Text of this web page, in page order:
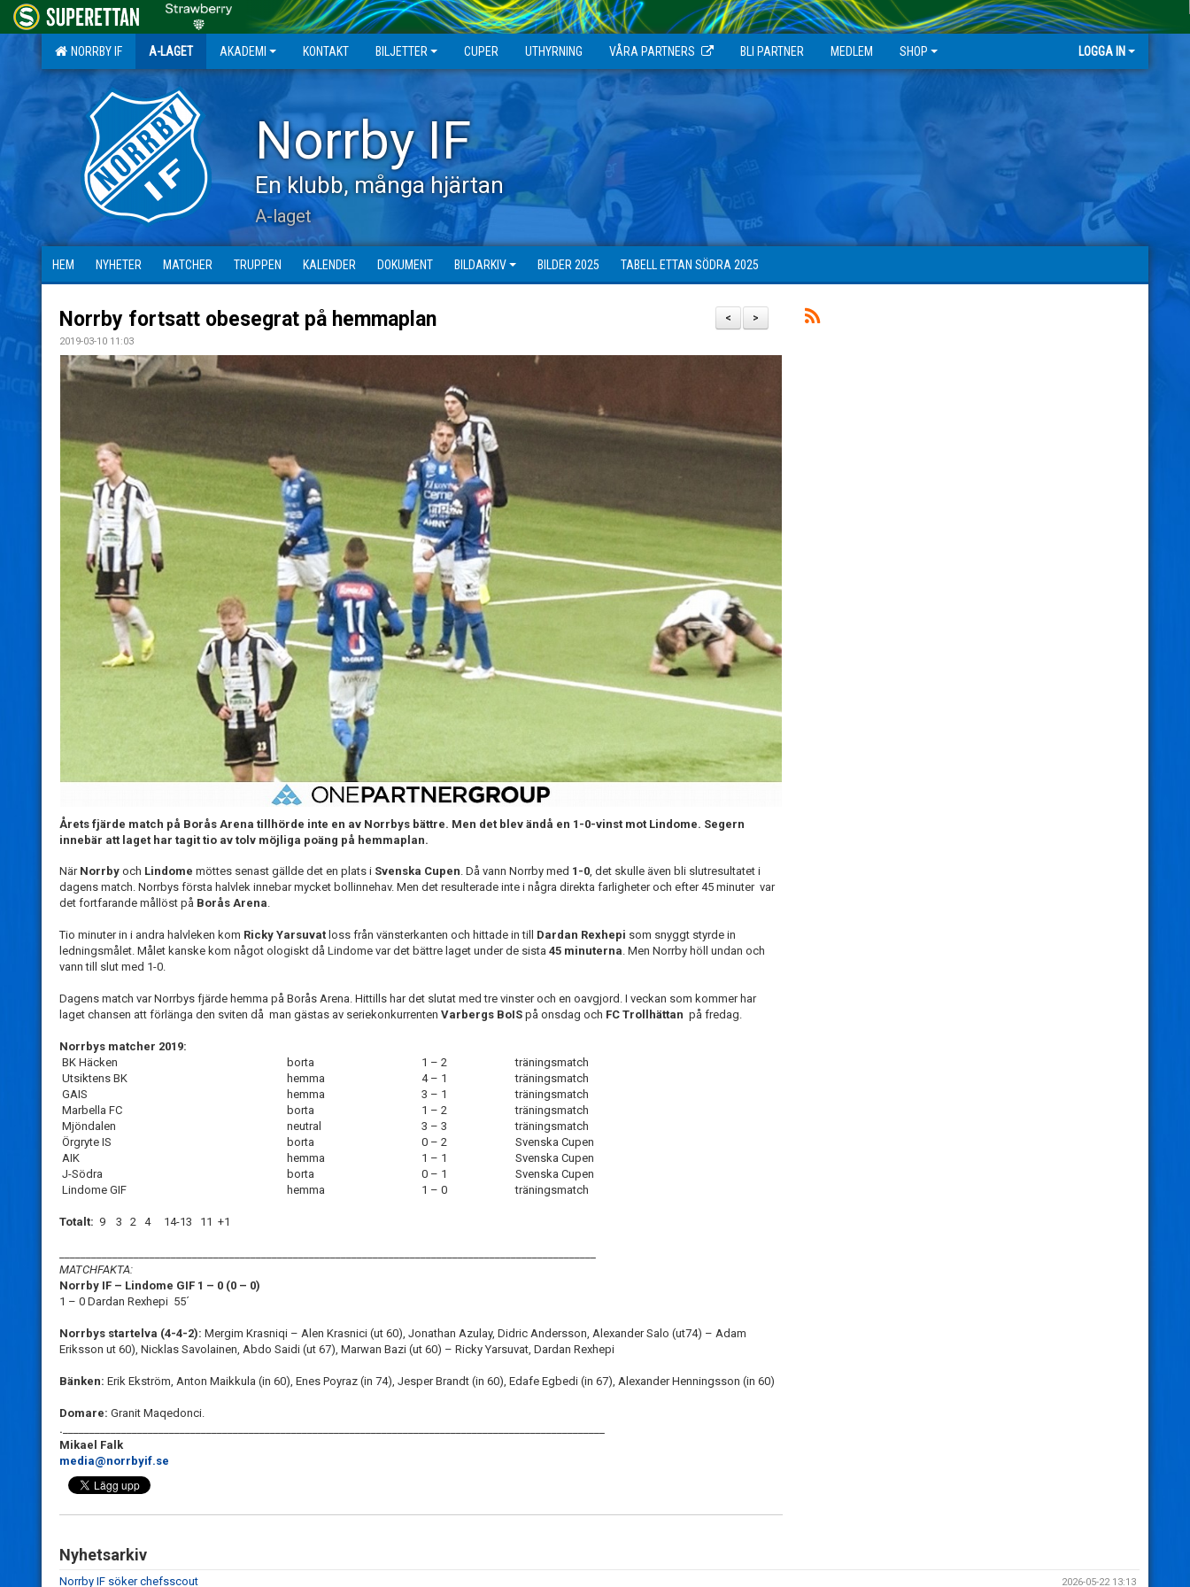
NORRBY IF A-LAGET AKADEMI KONTAKT BILJETTER CUPER UTHYRNING VÅRA PARTNERS BLI PARTNER MEDLEM SHOP LOGGA IN
Norrby IF
En klubb, många hjärtan
A-laget
HEM NYHETER MATCHER TRUPPEN KALENDER DOKUMENT BILDARKIV BILDER 2025 TABELL ETTAN SÖDRA 2025
>
<
Norrby fortsatt obesegrat på hemmaplan
2019-03-10 11:03
Årets fjärde match på Borås Arena tillhörde inte en av Norrbys bättre. Men det blev ändå en 1-0-vinst mot Lindome. Segern
innebär att laget har tagit tio av tolv möjliga poäng på hemmaplan.
När Norrby och Lindome möttes senast gällde det en plats i Svenska Cupen . Då vann Norrby med 1-0 , det skulle även bli slutresultatet i
dagens match. Norrbys första halvlek innebar mycket bollinnehav. Men det resulterade inte i några direkta farligheter och efter 45 minuter var
det fortfarande mållöst på Borås Arena
Tio minuter in i andra halvleken kom Ricky Yarsuvat loss från vänsterkanten och hittade in till Dardan Rexhepi som snyggt styrde in
ledningsmålet. Målet kanske kom något ologiskt då Lindome var det bättre laget under de sista 45 minuterna . Men Norrby höll undan och
vann till slut med 1-0.
Dagens match var Norrbys fjärde hemma på Borås Arena. Hittills har det slutat med tre vinster och en oavgjord. I veckan som kommer har
laget chansen att förlänga den sviten då man gästas av seriekonkurrenten Varbergs BoIS på onsdag och FC Trollhättan på fredag.
Norrbys matcher 2019:
BK Häcken
borta 1 – 2
träningsmatch
Utsiktens BK
hemma 4 – 1
träningsmatch
GAIS
hemma 3 – 1
träningsmatch
Marbella FC
borta 1 – 2
träningsmatch
Mjöndalen
neutral 3 – 3
träningsmatch
Örgryte IS
borta 0 – 2
Svenska Cupen
AIK
hemma 1 – 1
Svenska Cupen
J-Södra
borta 0 – 1
Svenska Cupen
Lindome GIF
hemma 1 – 0 träningsmatch
Totalt: 9 3 2 4 14-13 11 +1
MATCHFAKTA:
Norrby IF – Lindome GIF 1 – 0 (0 – 0)
1 – 0 Dardan Rexhepi 55´
Norrbys startelva (4-4-2): Mergim Krasniqi – Alen Krasnici (ut 60), Jonathan Azulay, Didric Andersson, Alexander Salo (ut74) – Adam
Eriksson ut 60), Nicklas Savolainen, Abdo Saidi (ut 67), Marwan Bazi (ut 60) – Ricky Yarsuvat, Dardan Rexhepi
Bänken: Erik Ekström, Anton Maikkula (in 60), Enes Poyraz (in 74), Jesper Brandt (in 60), Edafe Egbedi (in 67), Alexander Henningsson (in 60)
Domare: Granit Maqedonci.
.
Mikael Falk
media@norrbyif.se
Nyhetsarkiv
Norrby IF söker chefsscout 2026-05-22 13:13